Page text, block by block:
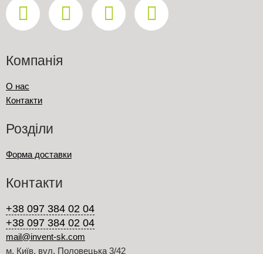
Компанія
О нас
Контакти
Розділи
Форма доставки
Контакти
+38 097 384 02 04
+38 097 384 02 04
mail@invent-sk.com
м. Київ, вул. Половецька 3/42